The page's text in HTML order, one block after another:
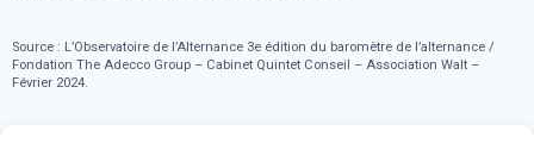
Source : L’Observatoire de l’Alternance 3e édition du baromètre de l’alternance /
Fondation The Adecco Group – Cabinet Quintet Conseil – Association Walt –
Février 2024.